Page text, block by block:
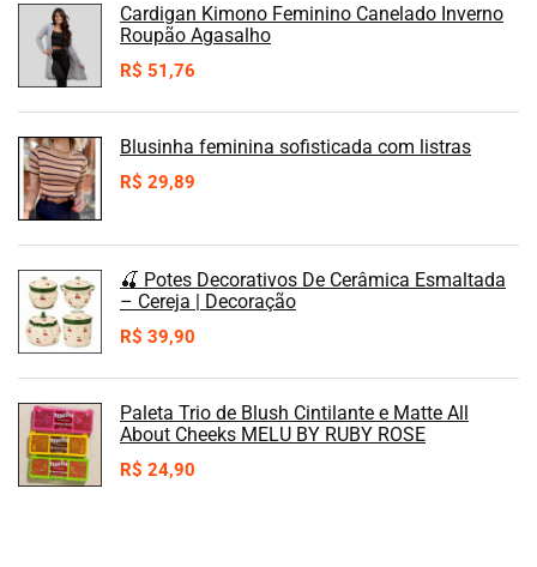
Cardigan Kimono Feminino Canelado Inverno
Roupão Agasalho
R$ 51,76
Blusinha feminina sofisticada com listras
R$ 29,89
🍒 Potes Decorativos De Cerâmica Esmaltada
– Cereja | Decoração
R$ 39,90
Paleta Trio de Blush Cintilante e Matte All
About Cheeks MELU BY RUBY ROSE
R$ 24,90